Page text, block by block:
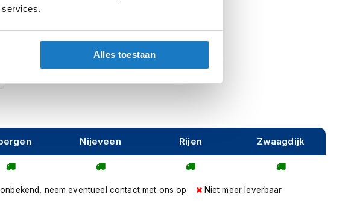
Alles toestaan
Categorie
Producttype Parts
Nijeveen Rijen Zwaagdijk
neem eventueel contact met ons op Niet meer leverbaar